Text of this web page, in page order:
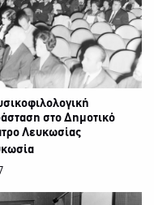
στο Δημοτικό
Λευκωσίας